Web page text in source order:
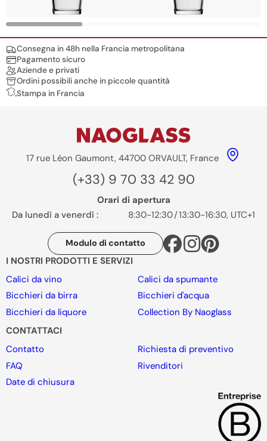
Nos engagements
Consegna in 48h nella Francia metropolitana
Pagamento sicuro
Aziende e privati
Ordini possibili anche in piccole quantità
Stampa in Francia
17 rue Léon Gaumont, 44700 ORVAULT, France
(+33) 9 70 33 42 90
Orari di apertura
Da lunedì a venerdì :
8:30-12:30/13:30-16:30, UTC+1
Modulo di contatto
I NOSTRI PRODOTTI E SERVIZI
Calici da vino
Calici da spumante
Bicchieri da birra
Bicchieri d'acqua
Bicchieri da liquore
Collection By Naoglass
CONTATTACI
Contatto
Richiesta di preventivo
FAQ
Rivenditori
Date di chiusura